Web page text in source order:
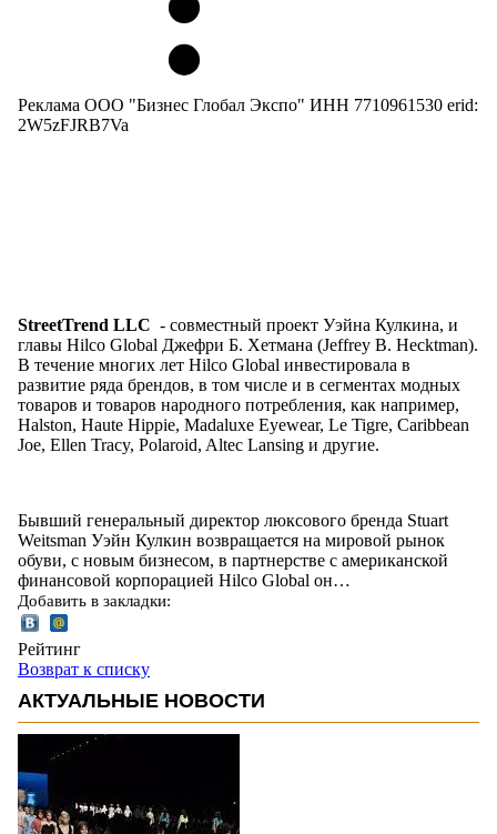
Реклама ООО "Бизнес Глобал Экспо" ИНН 7710961530 erid:
2W5zFJRB7Va
StreetTrend LLC - совместный проект Уэйна Кулкина, и
главы Hilco Global Джефри Б. Хетмана (Jeffrey B. Hecktman).
В течение многих лет Hilco Global инвестировала в
развитие ряда брендов, в том числе и в сегментах модных
товаров и товаров народного потребления, как например,
Halston, Haute Hippie, Madaluxe Eyewear, Le Tigre, Caribbean
Joe, Ellen Tracy, Polaroid, Altec Lansing и другие.
Бывший генеральный директор люксового бренда Stuart
Weitsman Уэйн Кулкин возвращается на мировой рынок
обуви, с новым бизнесом, в партнерстве с американской
финансовой корпорацией Hilco Global он…
Добавить в закладки:
Рейтинг
Возврат к списку
АКТУАЛЬНЫЕ НОВОСТИ